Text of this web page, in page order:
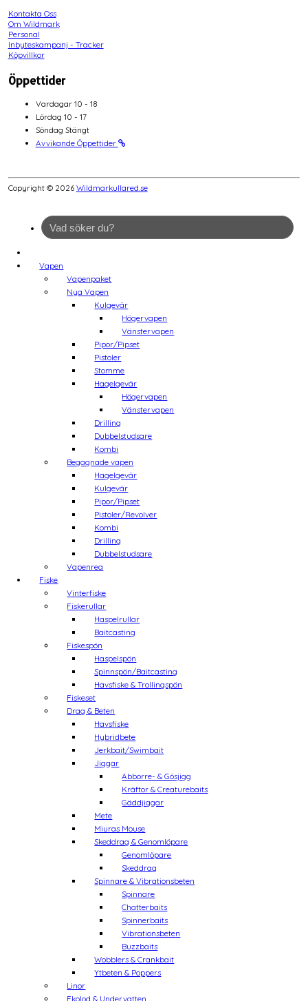
Kontakta Oss
Om Wildmark
Personal
Inbyteskampanj - Tracker
Köpvillkor
Öppettider
Vardagar 10 - 18
Lördag 10 - 17
Söndag Stängt
Avvikande Öppettider
Copyright © 2026 Wildmarkullared.se
Vapen
Vapenpaket
Nya Vapen
Kulgevär
Högervapen
Vänstervapen
Pipor/Pipset
Pistoler
Stomme
Hagelgevär
Högervapen
Vänstervapen
Drilling
Dubbelstudsare
Kombi
Begagnade vapen
Hagelgevär
Kulgevär
Pipor/Pipset
Pistoler/Revolver
Kombi
Drilling
Dubbelstudsare
Vapenrea
Fiske
Vinterfiske
Fiskerullar
Haspelrullar
Baitcasting
Fiskespön
Haspelspön
Spinnspön/Baitcasting
Havsfiske & Trollingspön
Fiskeset
Drag & Beten
Havsfiske
Hybridbete
Jerkbait/Swimbait
Jiggar
Abborre- & Gösjigg
Kräftor & Creaturebaits
Gäddjiggar
Mete
Miuras Mouse
Skeddrag & Genomlöpare
Genomlöpare
Skeddrag
Spinnare & Vibrationsbeten
Spinnare
Chatterbaits
Spinnerbaits
Vibrationsbeten
Buzzbaits
Wobblers & Crankbait
Ytbeten & Poppers
Linor
Ekolod & Undervatten